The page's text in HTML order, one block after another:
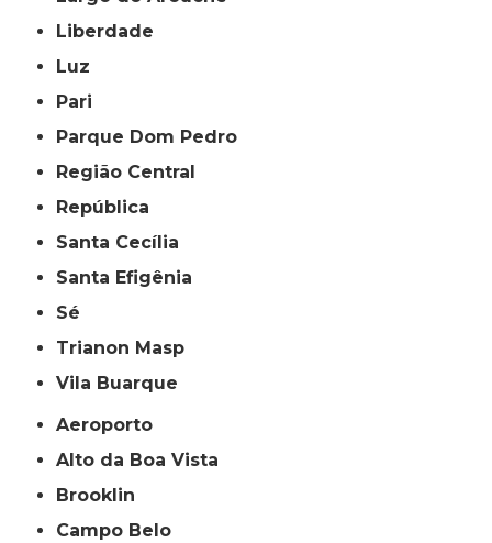
Liberdade
Luz
Pari
Parque Dom Pedro
Região Central
República
Santa Cecília
Santa Efigênia
Sé
Trianon Masp
Vila Buarque
Aeroporto
Alto da Boa Vista
Brooklin
Campo Belo